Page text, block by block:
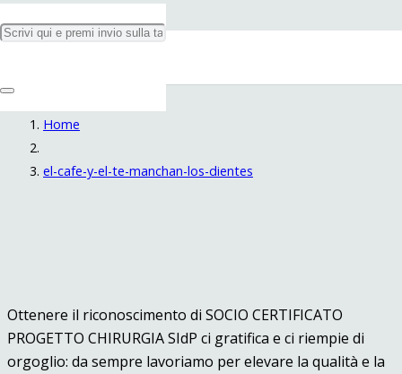
el-cafe-y-el-te-manchan-los-
dientes
Home
el-cafe-y-el-te-manchan-los-dientes
Ottenere il riconoscimento di SOCIO CERTIFICATO
PROGETTO CHIRURGIA SIdP ci gratifica e ci riempie di
orgoglio: da sempre lavoriamo per elevare la qualità e la